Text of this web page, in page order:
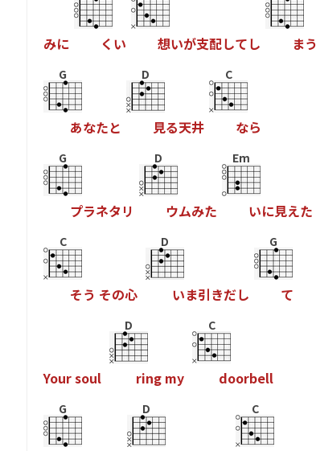
みに く い 想いが支配してし まう
G
あなたと
D
見る天井
C
なら
G
プラネタ リ
D
ウムみた
Em
いに見えた
C
そう その心
D
いま引きだし
G
て
Yoursoul
D
ring my
C
doorbell
G D C